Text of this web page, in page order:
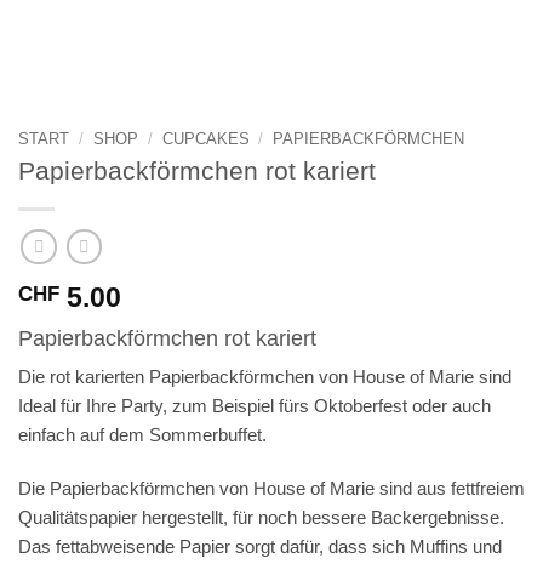
START / SHOP / CUPCAKES / PAPIERBACKFÖRMCHEN
Papierbackförmchen rot kariert
CHF 5.00
Papierbackförmchen rot kariert
Die rot karierten Papierbackförmchen von House of Marie sind
Ideal für Ihre Party, zum Beispiel fürs Oktoberfest oder auch
einfach auf dem Sommerbuffet.
Die Papierbackförmchen von House of Marie sind aus fettfreiem
Qualitätspapier hergestellt, für noch bessere Backergebnisse.
Das fettabweisende Papier sorgt dafür, dass sich Muffins und